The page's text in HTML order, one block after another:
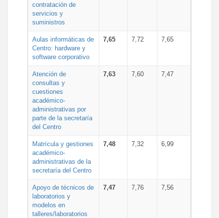
contratación de
servicios y
suministros
Aulas informáticas de
Centro: hardware y
software corporativo
7,65 7,72 7,65
Atención de
consultas y
cuestiones
académico-
administrativas por
parte de la secretaría
del Centro
7,63 7,60 7,47
Matrícula y gestiones
académico-
administrativas de la
secretaría del Centro
7,48 7,32 6,99
Apoyo de técnicos de
laboratorios y
modelos en
talleres/laboratorios
7,47 7,76 7,56